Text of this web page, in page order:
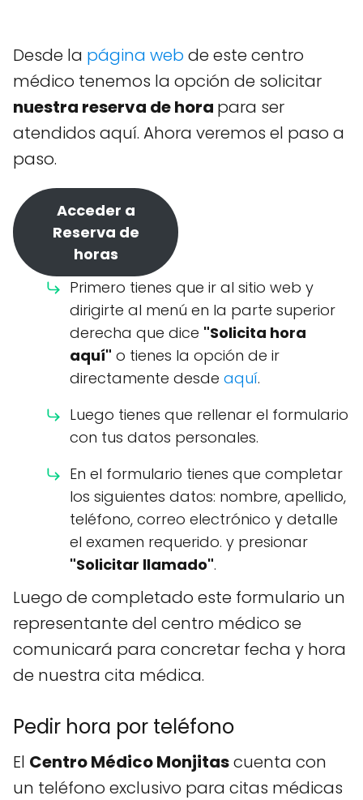
Desde la página web de este centro
médico tenemos la opción de solicitar
nuestra reserva de hora para ser
atendidos aquí. Ahora veremos el paso a
paso.
Acceder a
Reserva de
horas
Primero tienes que ir al sitio web y
dirigirte al menú en la parte superior
derecha que dice "Solicita hora
aquí" o tienes la opción de ir
directamente desde aquí.
Luego tienes que rellenar el formulario
con tus datos personales.
En el formulario tienes que completar
los siguientes datos: nombre, apellido,
teléfono, correo electrónico y detalle
el examen requerido. y presionar
"Solicitar llamado".
Luego de completado este formulario un
representante del centro médico se
comunicará para concretar fecha y hora
de nuestra cita médica.
Pedir hora por teléfono
El Centro Médico Monjitascuenta con
un teléfono exclusivo para citas médicas